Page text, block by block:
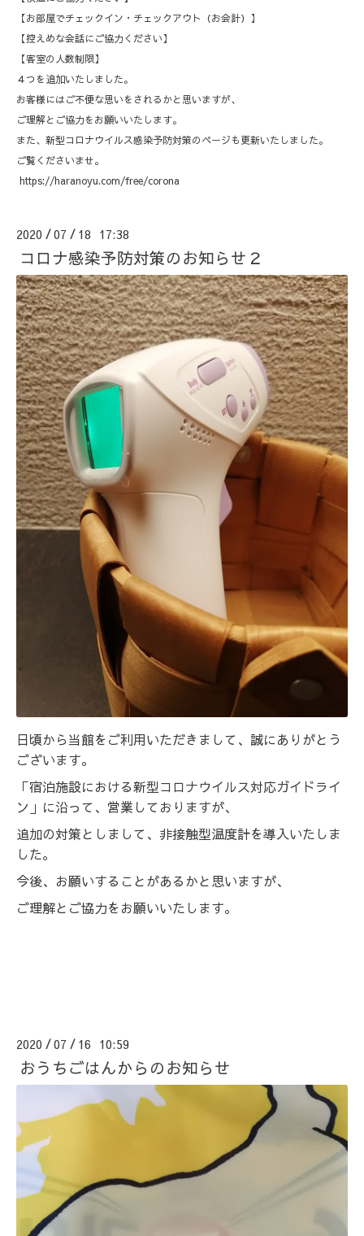
【お部屋でチェックイン・チェックアウト（お会計）】
【控えめな会話にご協力ください】
【客室の人数制限】
４つを追加いたしました。
お客様にはご不便な思いをされるかと思いますが、
ご理解とご協力をお願いいたします。
また、新型コロナウイルス感染予防対策のページも更新いたしました。
ご覧くださいませ。
https://haranoyu.com/free/corona
2020 /07 / 18 17:38
コロナ感染予防対策のお知らせ２
日頃から当館をご利用いただきまして、誠にありがとう
ございます。
「宿泊施設における新型コロナウイルス対応ガイドライ
ン」に沿って、営業しておりますが、
追加の対策としまして、非接触型温度計を導入いたしま
した。
今後、お願いすることがあるかと思いますが、
ご理解とご協力をお願いいたします。
2020 /07 / 16 10:59
おうちごはんからのお知らせ